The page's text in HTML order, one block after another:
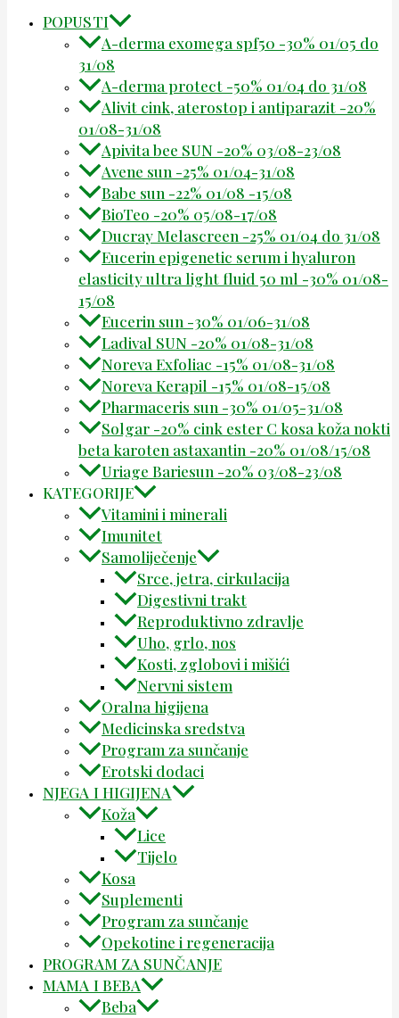
POPUSTI
A-derma exomega spf50 -30% 01/05 do
31/08
A-derma protect -50% 01/04 do 31/08
Alivit cink, aterostop i antiparazit -20%
01/08-31/08
Apivita bee SUN -20% 03/08-23/08
Avene sun -25% 01/04-31/08
Babe sun -22% 01/08 -15/08
BioTeo -20% 05/08-17/08
Ducray Melascreen -25% 01/04 do 31/08
Eucerin epigenetic serum i hyaluron
elasticity ultra light fluid 50 ml -30% 01/08-
15/08
Eucerin sun -30% 01/06-31/08
Ladival SUN -20% 01/08-31/08
Noreva Exfoliac -15% 01/08-31/08
Noreva Kerapil -15% 01/08-15/08
Pharmaceris sun -30% 01/05-31/08
Solgar -20% cink ester C kosa koža nokti
beta karoten astaxantin -20% 01/08/15/08
Uriage Bariesun -20% 03/08-23/08
KATEGORIJE
Vitamini i minerali
Imunitet
Samoliječenje
Srce, jetra, cirkulacija
Digestivni trakt
Reproduktivno zdravlje
Uho, grlo, nos
Kosti, zglobovi i mišići
Nervni sistem
Oralna higijena
Medicinska sredstva
Program za sunčanje
Erotski dodaci
NJEGA I HIGIJENA
Koža
Lice
Tijelo
Kosa
Suplementi
Program za sunčanje
Opekotine i regeneracija
PROGRAM ZA SUNČANJE
MAMA I BEBA
Beba